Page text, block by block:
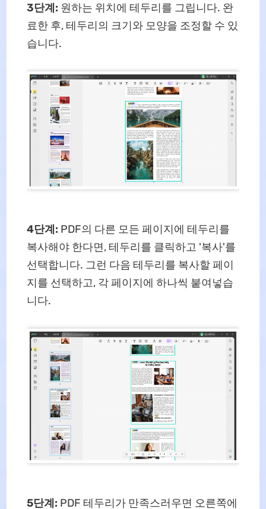
3단계: 원하는 위치에 테두리를 그립니다. 완
료한 후, 테두리의 크기와 모양을 조정할 수 있
습니다.
4단계: PDF의 다른 모든 페이지에 테두리를
복사해야 한다면, 테두리를 클릭하고 '복사'를
선택합니다. 그런 다음 테두리를 복사할 페이
지를 선택하고, 각 페이지에 하나씩 붙여넣습
니다.
5단계: PDF 테두리가 만족스러우면 오른쪽에